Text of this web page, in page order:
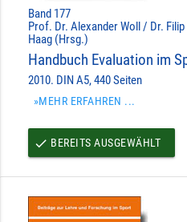
Band 177
Prof. Dr. Alexander Woll / Dr.
Haag (Hrsg.)
Handbuch Evaluation im
2010. DIN A5, 440 Seiten
»MEHR ERFAHREN ...
done BEREITS AUSGEWÄHLT